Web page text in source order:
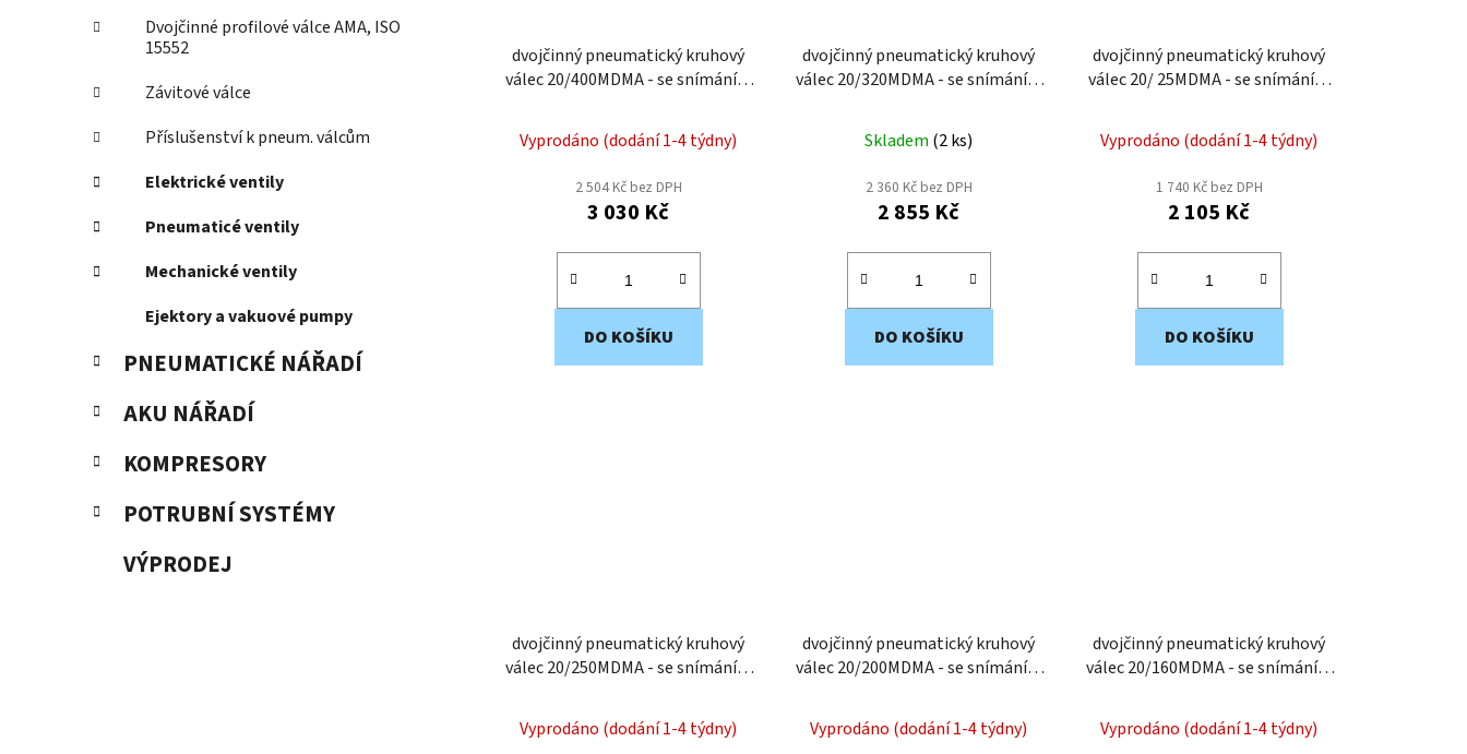
Dvojčinné profilové válce AMA, ISO
15552
Závitové válce
Příslušenství k pneum. válcům
Elektrické ventily
Pneumaticé ventily
Mechanické ventily
Ejektory a vakuové pumpy
PNEUMATICKÉ NÁŘADÍ
AKU NÁŘADÍ
KOMPRESORY
POTRUBNÍ SYSTÉMY
VÝPRODEJ
dvojčinný pneumatický kruhový
válec 20/400MDMA - se snímáním
Vyprodáno (dodání 1-4 týdny)
2 504 Kč bez DPH
3 030 Kč
DO KOŠÍKU
dvojčinný pneumatický kruhový
válec 20/320MDMA - se snímáním
Skladem (2 ks)
2 360 Kč bez DPH
2 855 Kč
DO KOŠÍKU
dvojčinný pneumatický kruhový
válec 20/ 25MDMA - se snímáním
Vyprodáno (dodání 1-4 týdny)
1 740 Kč bez DPH
2 105 Kč
DO KOŠÍKU
dvojčinný pneumatický kruhový
válec 20/250MDMA - se snímáním
Vyprodáno (dodání 1-4 týdny)
dvojčinný pneumatický kruhový
válec 20/200MDMA - se snímáním
Vyprodáno (dodání 1-4 týdny)
dvojčinný pneumatický kruhový
válec 20/160MDMA - se snímáním
Vyprodáno (dodání 1-4 týdny)